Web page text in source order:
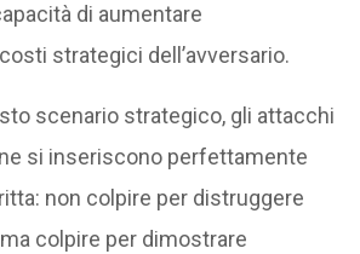
di aumentare
strategici dell’avversario.
scenario strategico, gli attacchi
si inseriscono perfettamente
non colpire per distruggere
colpire per dimostrare